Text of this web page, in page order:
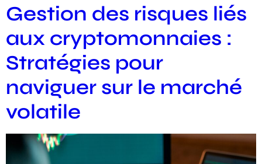
Gestion des risques liés
aux cryptomonnaies :
Stratégies pour
naviguer sur le marché
volatile